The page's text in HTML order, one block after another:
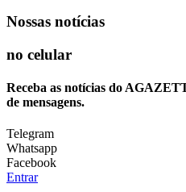
Nossas notícias
no celular
Receba as notícias do
de mensagens.
Telegram
Whatsapp
Facebook
Entrar